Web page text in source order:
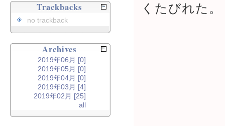
くたびれた。
Trackbacks
no trackback
Archives
2019年06月 [0]
2019年05月 [0]
2019年04月 [0]
2019年03月 [4]
2019年02月 [25]
all